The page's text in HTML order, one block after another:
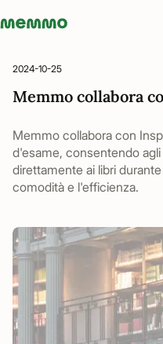
Memmo - AI-verktyg och digital
2024-10-25
Memmo collabora
Memmo collabora con
d'esame, consentendo
direttamente ai libri
comodità e l'efficienza.